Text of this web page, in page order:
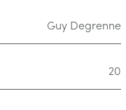
Guy Degrenne
20